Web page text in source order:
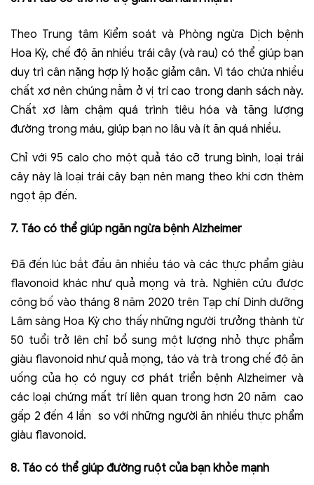
Theo Trung tâm Kiểm soát và Phòng ngừa Dịch bệnh
Hoa Kỳ, chế độ ăn nhiều trái cây (và rau) có thể giúp bạn
duy trì cân nặng hợp lý hoặc giảm cân. Vì táo chứa nhiều
chất xơ nên chúng nằm ở vị trí cao trong danh sách này.
Chất xơ làm chậm quá trình tiêu hóa và tăng lượng
đường trong máu, giúp bạn no lâu và ít ăn quá nhiều.
Chỉ với 95 calo cho một quả táo cỡ trung bình, loại trái
cây này là loại trái cây bạn nên mang theo khi cơn thèm
ngọt ập đến.
7. Táo có thể giúp ngăn ngừa bệnh Alzheimer
Đã đến lúc bắt đầu ăn nhiều táo và các thực phẩm giàu
flavonoid khác như quả mọng và trà. Nghiên cứu được
công bố vào tháng 8 năm 2020 trên Tạp chí Dinh dưỡng
Lâm sàng Hoa Kỳ cho thấy những người trưởng thành từ
50 tuổi trở lên chỉ bổ sung một lượng nhỏ thực phẩm
giàu flavonoid như quả mọng, táo và trà trong chế độ ăn
uống của họ có nguy cơ phát triển bệnh Alzheimer và
các loại chứng mất trí liên quan trong hơn 20 năm cao
gấp 2 đến 4 lần so với những người ăn nhiều thực phẩm
giàu flavonoid.
8. Táo có thể giúp đường ruột của bạn khỏe mạnh